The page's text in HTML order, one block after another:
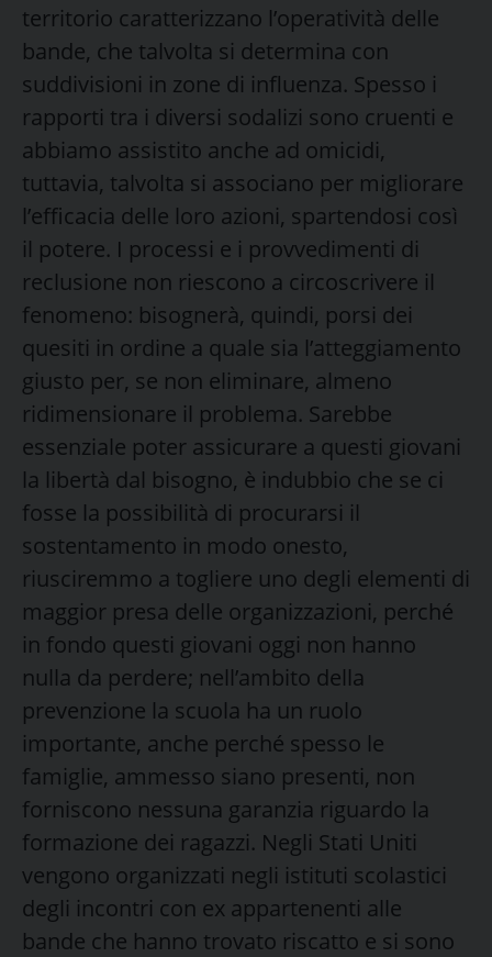
territorio caratterizzano l’operatività delle
bande, che talvolta si determina con
suddivisioni in zone di influenza. Spesso i
rapporti tra i diversi sodalizi sono cruenti e
abbiamo assistito anche ad omicidi,
tuttavia, talvolta si associano per migliorare
l’efficacia delle loro azioni, spartendosi così
il potere. I processi e i provvedimenti di
reclusione non riescono a circoscrivere il
fenomeno: bisognerà, quindi, porsi dei
quesiti in ordine a quale sia l’atteggiamento
giusto per, se non eliminare, almeno
ridimensionare il problema. Sarebbe
essenziale poter assicurare a questi giovani
la libertà dal bisogno, è indubbio che se ci
fosse la possibilità di procurarsi il
sostentamento in modo onesto,
riusciremmo a togliere uno degli elementi di
maggior presa delle organizzazioni, perché
in fondo questi giovani oggi non hanno
nulla da perdere; nell’ambito della
prevenzione la scuola ha un ruolo
importante, anche perché spesso le
famiglie, ammesso siano presenti, non
forniscono nessuna garanzia riguardo la
formazione dei ragazzi. Negli Stati Uniti
vengono organizzati negli istituti scolastici
degli incontri con ex appartenenti alle
bande che hanno trovato riscatto e si sono